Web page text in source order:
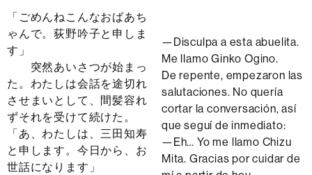
「ごめんねこんなおばあち
ゃんで。荻野吟子と申しま
す」
突然あいさつが始まっ
た。わたしは会話を途切れ
させまいとして、間髪容れ
ずそれを受けて続けた。
「あ、わたしは、三田知寿
と申します。今日から、お
世話になります」
—Disculpa a esta abuelita.
Me llamo Ginko Ogino.
De repente, empezaron las
salutaciones. No quería
cortar la conversación, así
que seguí de inmediato:
—Eh… Yo me llamo Chizu
Mita. Gracias por cuidar de